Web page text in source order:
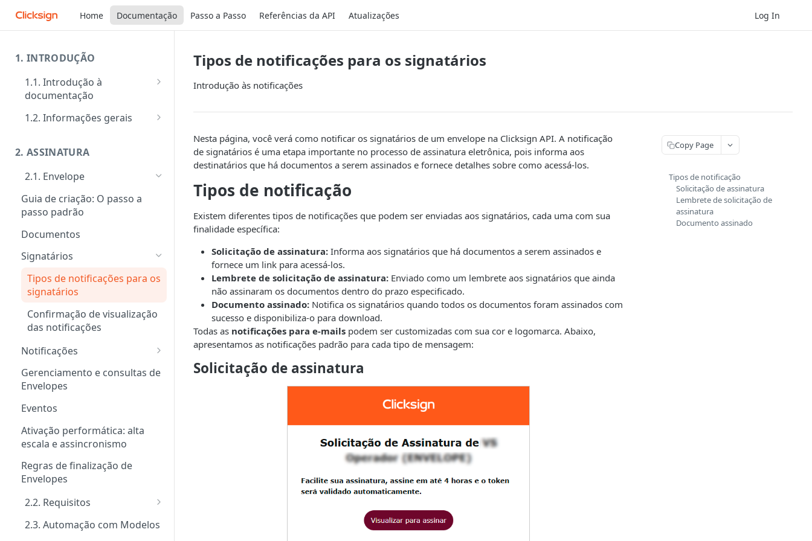
Home Documentação Passo a Passo Referências da API Atualizações Log In
1. INTRODUÇÃO
1.1. Introdução à
documentação
Primeiros passos
Ferramentas de Teste:
Postman e Insomnia
1.2. Informações gerais
Suporte
Limite de requisições
Mensagens de erro
2. ASSINATURA
2.1. Envelope
Guia de criação: O passo a
passo padrão
Documentos
Signatários
Tipos de notificações para os
signatários
Confirmação de visualização
das notificações
Notificações
Customizar notificações por
e-mail
Gerenciamento e consultas de
Envelopes
Eventos
Ativação performática: alta
escala e assincronismo
Regras de finalização de
Envelopes
2.2. Requisitos
Tipos de requisitos de
2.3. Automação com Modelos
Tipos de notificações para os signatários
Introdução às notificações
Nesta página, você verá como notificar os signatários de um envelope na Clicksign API. A notificação
de signatários é uma etapa importante no processo de assinatura eletrônica, pois informa aos
destinatários que há documentos a serem assinados e fornece detalhes sobre como acessá-los.
Tipos de notificação
Existem diferentes tipos de notificações que podem ser enviadas aos signatários, cada uma com sua
finalidade específica:
Solicitação de assinatura: Informa aos signatários que há documentos a serem assinados e
fornece um link para acessá-los.
Lembrete de solicitação de assinatura: Enviado como um lembrete aos signatários que ainda
não assinaram os documentos dentro do prazo especificado.
Documento assinado: Notifica os signatários quando todos os documentos foram assinados com
sucesso e disponibiliza-o para download.
Todas as notificações para e-mails podem ser customizadas com sua cor e logomarca. Abaixo,
apresentamos as notificações padrão para cada tipo de mensagem:
Solicitação de assinatura
Copy Page
Tipos de notificação
Solicitação de assinatura
Lembrete de solicitação de
assinatura
Documento assinado